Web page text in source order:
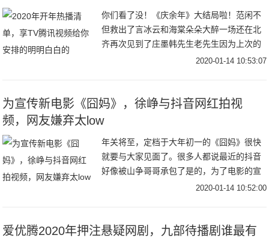
你们看了没！《庆余年》大结局啦！范闲不
但救出了言冰云和海棠朵朵大醉一场还在北
齐再次见到了庄墨韩先生老先生因为上次的
陷害耿耿于怀正在为范闲的诗集作释而上杉
2020-01-14 10:53:07
为宣传新电影《囧妈》，徐峥与抖音网红拍视
频，网友嫌弃太low
年关将至，定档于大年初一的《囧妈》很快
就要与大家见面了。很多人都说最近的抖音
好像被山争哥哥承包了是的，为了电影的宣
传，徐峥都到抖音营业了，和很多抖音头部
2020-01-14 10:52:00
爱优腾2020年押注悬疑网剧，九部待播剧谁最有